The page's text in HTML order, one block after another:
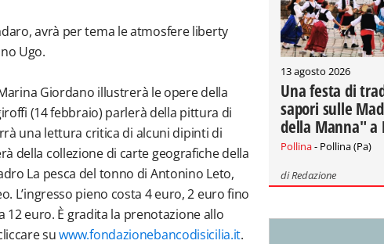
avrà per tema le atmosfere liberty
Ugo.
Giordano illustrerà le opere della
(14 febbraio) parlerà della pittura di
una lettura critica di alcuni dipinti di
della collezione di carte geografiche della
La pesca del tonno di Antonino Leto,
L’ingresso pieno costa 4 euro, 2 euro fino
12 euro. È gradita la prenotazione allo
suwww.fondazionebancodisicilia.it.
13 agosto 2026
Una festa di
sapori sulle
della Manna" a
Pollina- Pollina (Pa)
diRedazione